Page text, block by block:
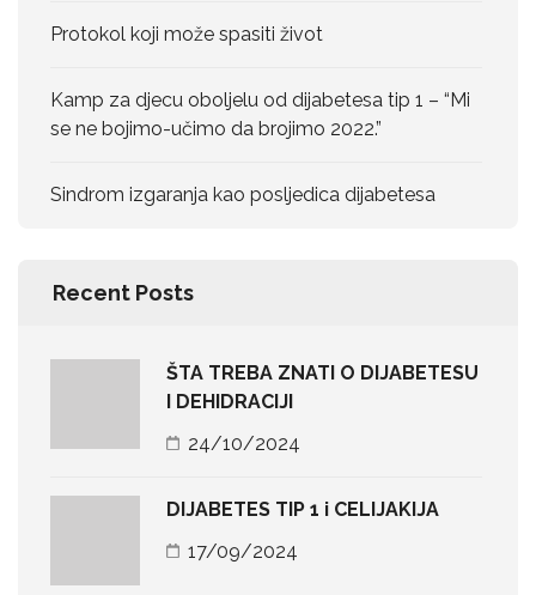
Protokol koji može spasiti život
Kamp za djecu oboljelu od dijabetesa tip 1 – “Mi
se ne bojimo-učimo da brojimo 2022.”
Sindrom izgaranja kao posljedica dijabetesa
Recent Posts
ŠTA TREBA ZNATI O DIJABETESU
I DEHIDRACIJI
24/10/2024
DIJABETES TIP 1 i CELIJAKIJA
17/09/2024